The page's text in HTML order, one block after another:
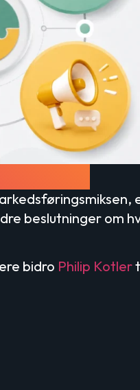
beslutninger om
bidro Philip Kotler